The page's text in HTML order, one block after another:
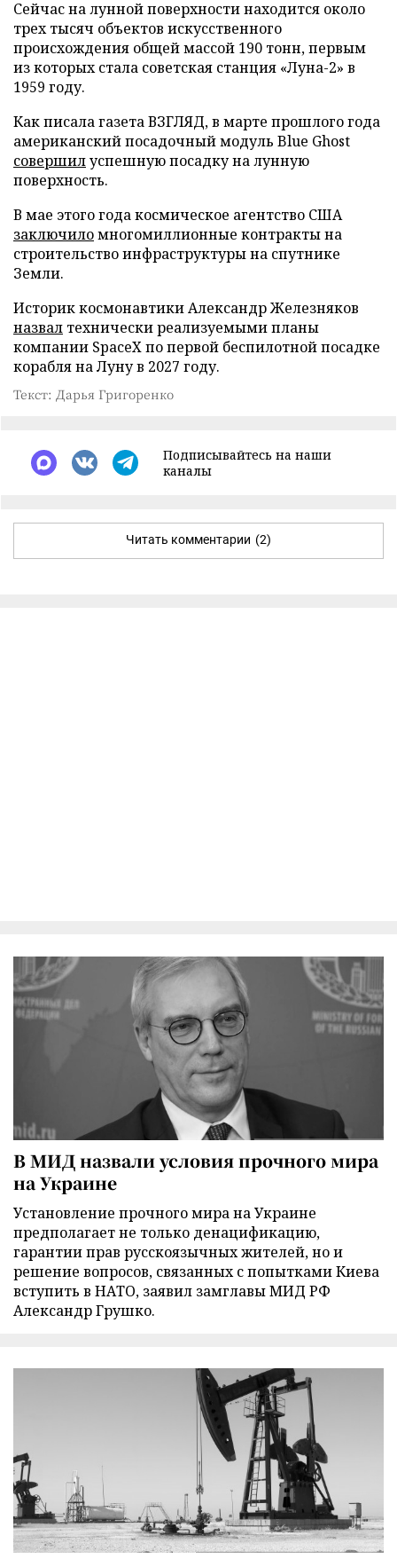
Сейчас на лунной поверхности находится около
трех тысяч объектов искусственного
происхождения общей массой 190 тонн, первым
из которых стала советская станция «Луна-2» в
1959 году.
Как писала газета ВЗГЛЯД, в марте прошлого года
американский посадочный модуль Blue Ghost
совершилуспешную посадку на лунную
поверхность.
В мае этого года космическое агентство США
заключиломногомиллионные контракты на
строительство инфраструктуры на спутнике
Земли.
Историк космонавтики Александр Железняков
назвал технически реализуемыми планы
компании SpaceX по первой беспилотной посадке
корабля на Луну в 2027 году.
Текст: Дарья Григоренко
Подписывайтесь на наши
каналы
Читать комментарии (2)
В МИД назвали условия прочного мира
на Украине
Установление прочного мира на Украине
предполагает не только денацификацию,
гарантии прав русскоязычных жителей, но и
решение вопросов, связанных с попытками Киева
вступить в НАТО, заявил замглавы МИД РФ
Александр Грушко.